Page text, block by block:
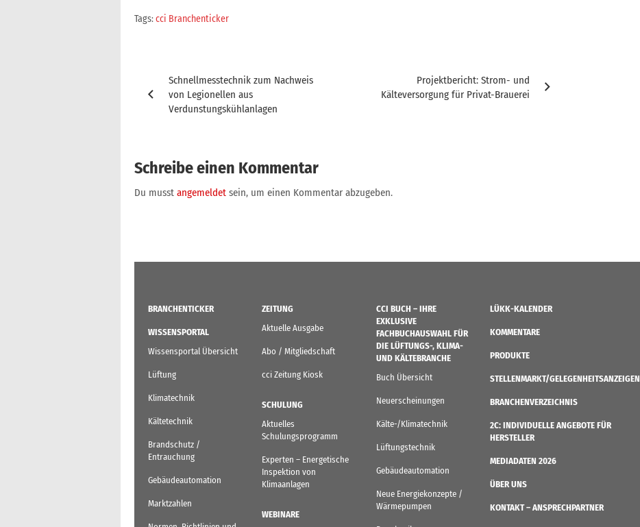
Tags:cci Branchenticker
Schnellmesstechnik zum Nachweis
von Legionellen aus
Verdunstungskühlanlagen
Projektbericht: Strom- und
Kälteversorgung für Privat-Brauerei
Schreibe einen Kommentar
Du musst angemeldet sein, um einen Kommentar abzugeben.
BRANCHENTICKER
WISSENSPORTAL
Wissensportal Übersicht
Lüftung
Klimatechnik
Kältetechnik
Brandschutz /
Entrauchung
Gebäudeautomation
Marktzahlen
ZEITUNG
Aktuelle Ausgabe
Abo / Mitgliedschaft
cci Zeitung Kiosk
SCHULUNG
Aktuelles
Schulungsprogramm
Experten – Energetische
Inspektion von
Klimaanlagen
WEBINARE
CCI BUCH – IHRE
EXKLUSIVE
FACHBUCHAUSWAHL FÜR
DIE LÜFTUNGS-, KLIMA-
UND KÄLTEBRANCHE
Buch Übersicht
Neuerscheinungen
Kälte-/Klimatechnik
Lüftungstechnik
Gebäudeautomation
Neue Energiekonzepte /
Wärmepumpen
LÜKK-KALENDER
KOMMENTARE
PRODUKTE
STELLENMARKT/GELEGENHEITSANZEIGEN
BRANCHENVERZEICHNIS
2C: INDIVIDUELLE ANGEBOTE FÜR
HERSTELLER
MEDIADATEN 2026
ÜBER UNS
KONTAKT – ANSPRECHPARTNER